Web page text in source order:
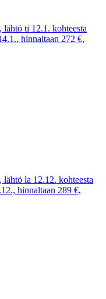
ti 12.1. kohteesta
hinnaltaan 272 €,
la 12.12. kohteesta
hinnaltaan 289 €,